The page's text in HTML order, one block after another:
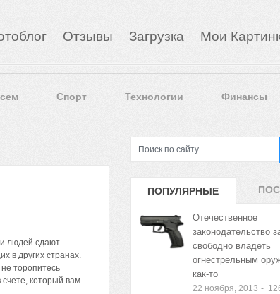
Отзывы Загрузка Мои
Спорт Технологии Финансы
людей сдают
в других странах.
торопитесь
который вам
ПОПУЛЯРНЫЕ
ЗАПИСИОтечественное
законодательство
свободно владеть
огнестрельным
как-то
22 ноября, 2013 -